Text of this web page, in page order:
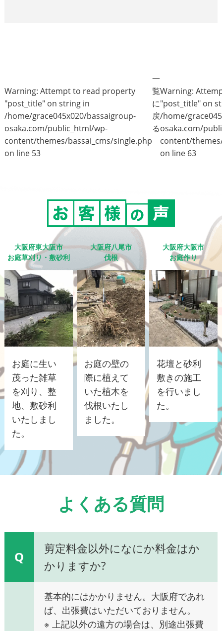
Warning: Attempt to read property
"post_title" on string in
/home/grace045x020/bassaigroup-
osaka.com/public_html/wp-
content/themes/bassai_cms/single.php
on line 53
一
覧
に
戻
る
Warning:
"post_title" on
/home/
osaka.com/
content/
on line 63
大阪府東大阪市
お庭草刈り・敷砂利
お庭に生い
茂った雑草
を刈り、整
地、敷砂利
いたしまし
た。
大阪府八尾市
伐根
お庭の壁の
際に植えて
いた植木を
伐根いたし
ました。
大阪府大阪市
お庭作り
花壇と砂利
敷きの施工
を行いまし
た。
よくある質問
Q
剪定料金以外になにか料金はか
かりますか?
基本的にはかかりません。大阪府であれ
ば、出張費はいただいておりません。
※ 上記以外の遠方の場合は、別途出張費